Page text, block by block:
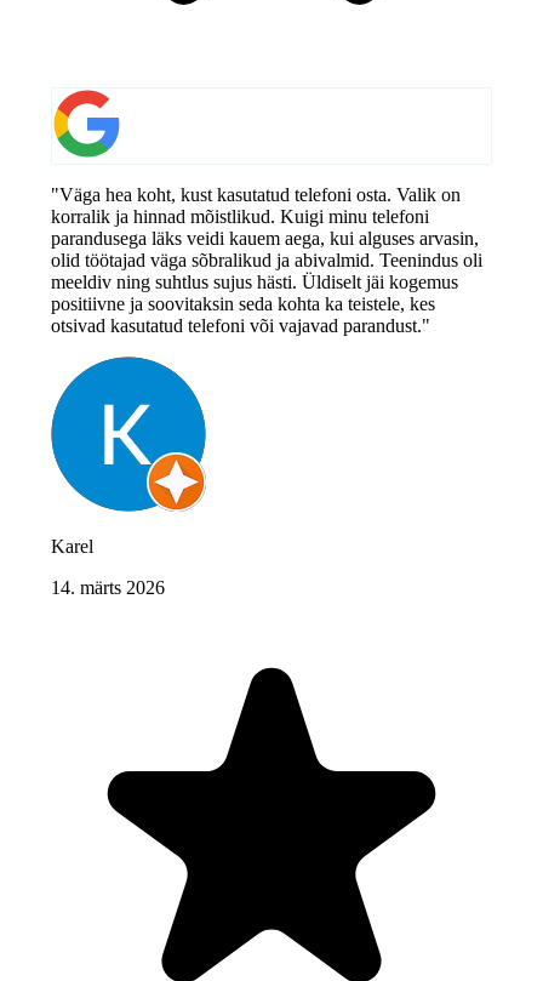
"Väga hea koht, kust kasutatud telefoni osta. Valik on
korralik ja hinnad mõistlikud. Kuigi minu telefoni
parandusega läks veidi kauem aega, kui alguses arvasin,
olid töötajad väga sõbralikud ja abivalmid. Teenindus oli
meeldiv ning suhtlus sujus hästi. Üldiselt jäi kogemus
positiivne ja soovitaksin seda kohta ka teistele, kes
otsivad kasutatud telefoni või vajavad parandust."
Karel
14. märts 2026